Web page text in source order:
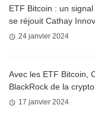
ETF Bitcoin : un
se réjouit Cathay
24 janvier 2024
Avec les ETF Bitcoin,
BlackRock de la crypto
17 janvier 2024